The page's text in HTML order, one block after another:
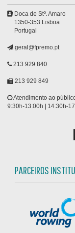
Doca de Stº. Amaro
1350-353 Lisboa
Portugal
geral@fpremo.pt
213 929 840
213 929 849
Atendimento ao
9:30h-13:00h | 14:30h-
PARCEIROS